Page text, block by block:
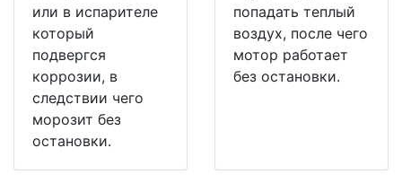
или в испарителе
который
подвергся
коррозии, в
следствии чего
морозит без
остановки.
попадать теплый
воздух, после чего
мотор работает
без остановки.